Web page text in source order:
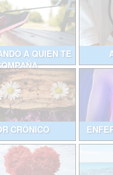
A QUIEN TE
CRÓNICO